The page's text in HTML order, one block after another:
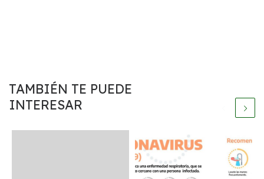
TAMBIÉN TE PUEDE
INTERESAR